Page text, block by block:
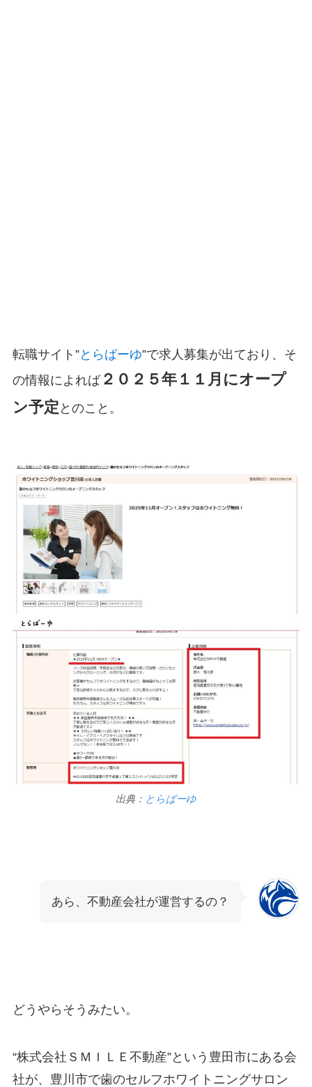
転職サイト”とらばーゆ”で求人募集が出ており、そ
の情報によれば２０２５年１１月にオープ
ン予定 とのこと。
出典： とらばーゆ
あら、不動産会社が運営するの？
どうやらそうみたい。
“株式会社ＳＭＩＬＥ不動産”という豊田市にある会
社が、豊川市で歯のセルフホワイトニングサロン